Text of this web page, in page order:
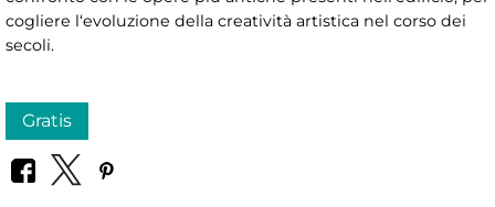
cogliere l‘evoluzione della creatività artistica nel corso dei
secoli.
Gratis